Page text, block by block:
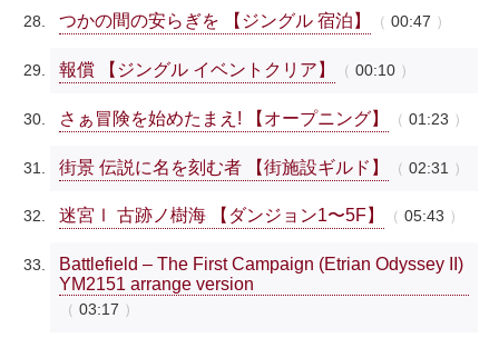
つかの間の安らぎを 【ジングル 宿泊】 00:47
報償 【ジングル イベントクリア】 00:10
さぁ冒険を始めたまえ! 【オープニング】 01:23
街景 伝説に名を刻む者 【街施設ギルド】 02:31
迷宮Ⅰ 古跡ノ樹海 【ダンジョン1〜5F】 05:43
Battlefield – The First Campaign (Etrian Odyssey II)
YM2151 arrange version
03:17